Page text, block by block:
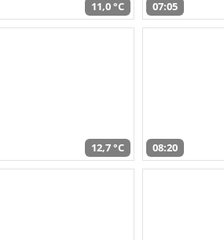
11,0 °C 07:05
12,7 °C 08:20